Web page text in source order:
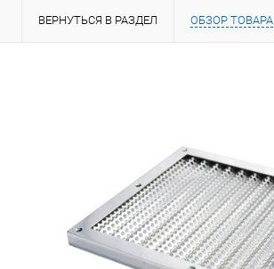
ВЕРНУТЬСЯ В РАЗДЕЛ ОБЗОР ТОВАРА